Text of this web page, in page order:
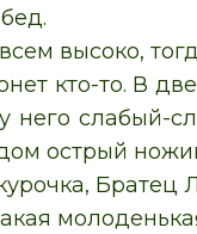
высоко,
кто-то. В
него слабый-
острый
Братец